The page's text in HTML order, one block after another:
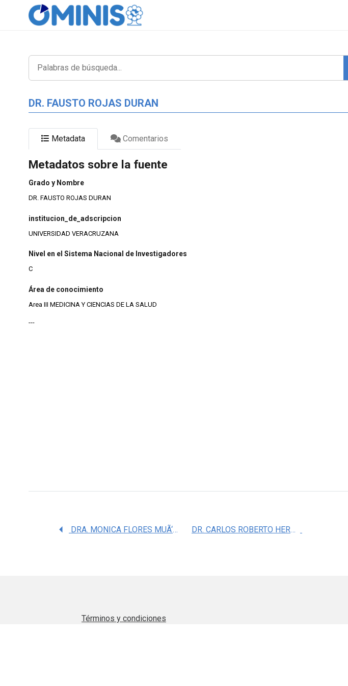
DR. FAUSTO ROJAS DURAN
Metadata Comentarios
Metadatos sobre la fuente
Grado y Nombre
DR. FAUSTO ROJAS DURAN
institucion_de_adscripcion
UNIVERSIDAD VERACRUZANA
Nivel en el Sistema Nacional de Investigadores
C
Área de conocimiento
Area III MEDICINA Y CIENCIAS DE LA SALUD
---
DRA. MONICA FLORES MUÃ‘OZ DR. CARLOS ROBERTO HERNANDEZ CASTILLO
Términos y condiciones